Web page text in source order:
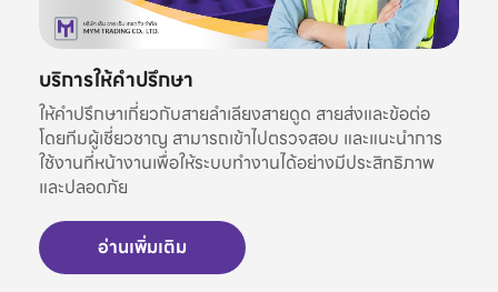
บริการให้คำปรึกษา
ให้คำปรึกษาเกี่ยวกับสายลำเลียงสายดูด สายส่งและข้อต่อ
โดยทีมผู้เชี่ยวชาญ สามารถเข้าไปตรวจสอบ และแนะนำการ
ใช้งานที่หน้างานเพื่อให้ระบบทำงานได้อย่างมีประสิทธิภาพ
และปลอดภัย
อ่านเพิ่มเติม